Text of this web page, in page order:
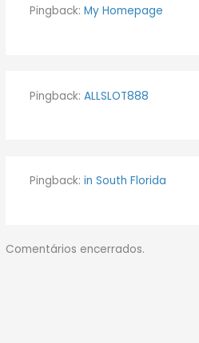
Pingback: My Homepage
Pingback: ALLSLOT888
Pingback: in South Florida
Comentários encerrados.